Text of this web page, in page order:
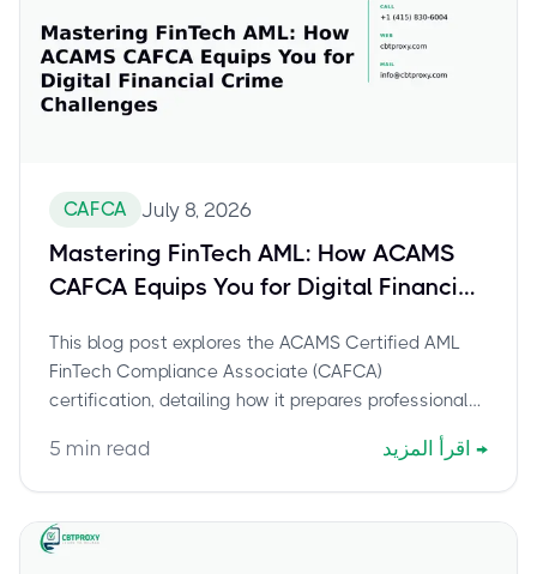
CAFCA July 8, 2026
Mastering FinTech AML: How ACAMS
CAFCA Equips You for Digital Financial
This blog post explores the ACAMS Certified AML
FinTech Compliance Associate (CAFCA)
certification, detailing how it prepares professionals
challenges. Discover CAFCA's curriculum addressing
remote onboarding, crypto compliance, data privacy,
experts with critical financial-crime judgment.
5 min read اقرأ المزيد →